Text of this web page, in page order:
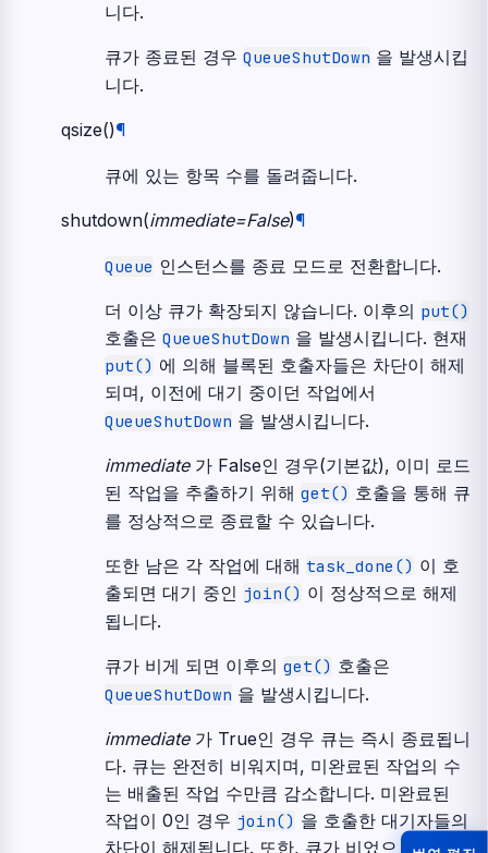
니다.
큐가 종료된 경우 QueueShutDown 을 발생시킵
니다.
qsize()¶
큐에 있는 항목 수를 돌려줍니다.
shutdown(immediate=False)¶
Queue 인스턴스를 종료 모드로 전환합니다.
더 이상 큐가 확장되지 않습니다. 이후의 put()
호출은 QueueShutDown 을 발생시킵니다. 현재
put() 에 의해 블록된 호출자들은 차단이 해제
되며, 이전에 대기 중이던 작업에서
QueueShutDown 을 발생시킵니다.
immediate가 False인 경우(기본값), 이미 로드
된 작업을 추출하기 위해 get() 호출을 통해 큐
를 정상적으로 종료할 수 있습니다.
또한 남은 각 작업에 대해 task_done() 이 호
출되면 대기 중인 join() 이 정상적으로 해제
됩니다.
큐가 비게 되면 이후의 get() 호출은
QueueShutDown 을 발생시킵니다.
immediate가 True인 경우 큐는 즉시 종료됩니
다. 큐는 완전히 비워지며, 미완료된 작업의 수
는 배출된 작업 수만큼 감소합니다. 미완료된
작업이 0인 경우 join() 을 호출한 대기자들의
차단이 해제됩니다. 또한, 큐가 비었으므로